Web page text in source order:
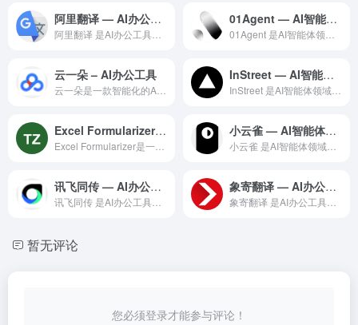
阿里翻译 — AI办公工具领域的专业 AI 工具 01Agent — AI智能体领域的专业 AI 工具
云一朵 – AI办公工具 InStreet — AI智能体领域的专业 AI 工具
Excel Formularizer – AI办公工具 小云雀 — AI智能体领域的专业 AI 工具
讯飞同传 — AI办公工具领域的专业 AI 工具 象寄翻译 — AI办公工具领域的专业 AI 工具
暂无评论
您必须登录才能参与评论！